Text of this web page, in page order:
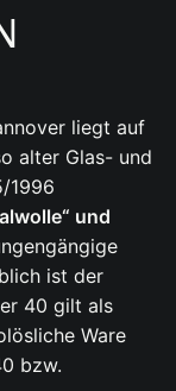
liegt auf
alter Glas- und
1996
und
ist der
40 gilt als
Ware
bzw.